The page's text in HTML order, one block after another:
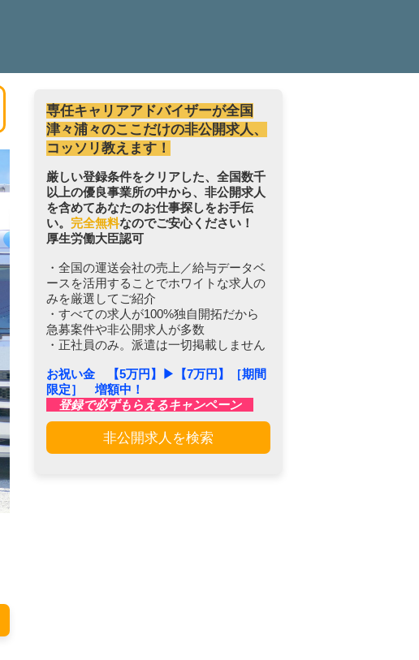
専任キャリアアドバイザーが全国
津々浦々のここだけの非公開求人、
コッソリ教えます！
厳しい登録条件をクリアした、全国数千
以上の優良事業所の中から、非公開求人
を含めてあなたのお仕事探しをお手伝
い。 完全無料なのでご安心ください！
厚生労働大臣認可
・全国の運送会社の売上／給与データベ
ースを活用することでホワイトな求人の
みを厳選してご紹介
・すべての求人が100%独自開拓だから
急募案件や非公開求人が多数
・正社員のみ。派遣は一切掲載しません
お祝い金 【5万円】▶︎【7万円】［期間
限定］ 増額中！
登録で必ずもらえるキャンペーン
非公開求人を検索